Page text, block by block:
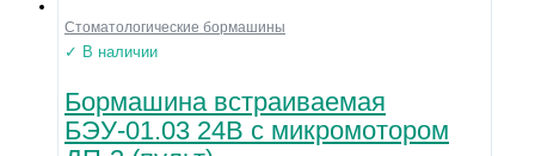
Стоматологические бормашины
✓ В наличии
Бормашина встраиваемая
БЭУ-01.03 24В с микромотором